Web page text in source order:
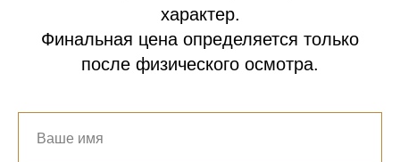
характер.
Финальная цена определяется только
после физического осмотра.